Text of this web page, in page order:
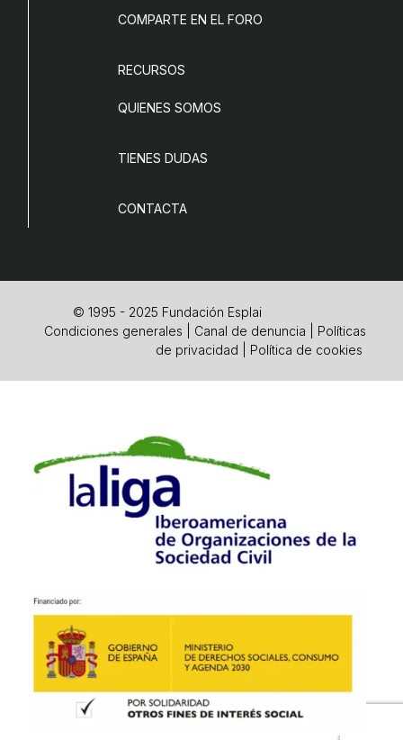
COMPARTE EN EL FORO
RECURSOS
QUIENES SOMOS
TIENES DUDAS
CONTACTA
© 1995 - 2025 Fundación Esplai
Condiciones generales
Canal de denuncia
Políticas
de privacidad
Política de cookies